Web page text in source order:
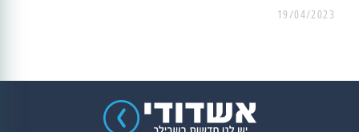
19/04/2023